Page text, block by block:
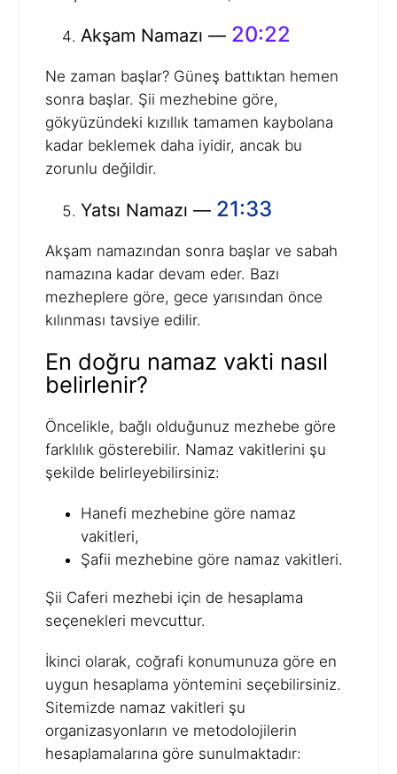
Akşam Namazı — 20:22
Ne zaman başlar? Güneş battıktan hemen
sonra başlar. Şii mezhebine göre,
gökyüzündeki kızıllık tamamen kaybolana
kadar beklemek daha iyidir, ancak bu
zorunlu değildir.
Yatsı Namazı — 21:33
Akşam namazından sonra başlar ve sabah
namazına kadar devam eder. Bazı
mezheplere göre, gece yarısından önce
kılınması tavsiye edilir.
En doğru namaz vakti nasıl
belirlenir?
Öncelikle, bağlı olduğunuz mezhebe göre
farklılık gösterebilir. Namaz vakitlerini şu
şekilde belirleyebilirsiniz:
Hanefi mezhebine göre namaz
vakitleri,
Şafii mezhebine göre namaz vakitleri.
Şii Caferi mezhebi için de hesaplama
seçenekleri mevcuttur.
İkinci olarak, coğrafi konumunuza göre en
uygun hesaplama yöntemini seçebilirsiniz.
Sitemizde namaz vakitleri şu
organizasyonların ve metodolojilerin
hesaplamalarına göre sunulmaktadır: